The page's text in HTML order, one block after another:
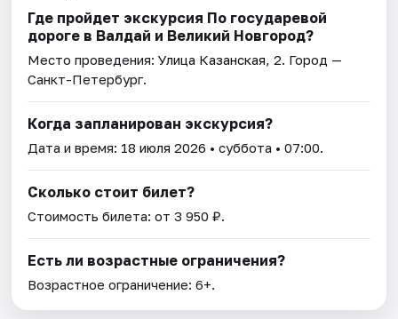
Где пройдет экскурсия По государевой
дороге в Валдай и Великий Новгород?
Место проведения:Улица Казанская, 2. Город —
Санкт-Петербург.
Когда запланирован экскурсия?
Дата и время: 18 июля 2026 • суббота • 07:00.
Сколько стоит билет?
Стоимость билета: от 3 950 ₽.
Есть ли возрастные ограничения?
Возрастное ограничение: 6+.